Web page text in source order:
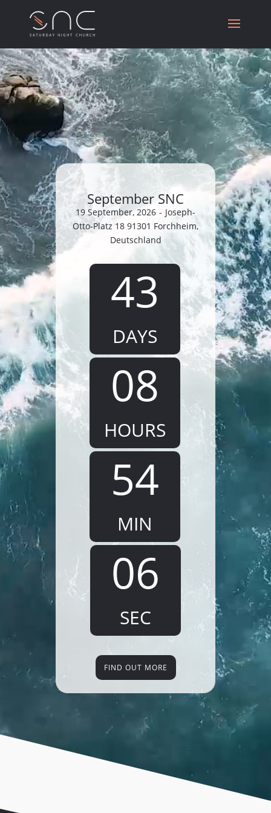
Video-
Player
September SNC
19 September, 2026 - Joseph-
Otto-Platz 18 91301 Forchheim,
Deutschland
43
DAYS
08
HOURS
54
MIN
05
SEC
FIND OUT MORE